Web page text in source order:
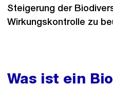
Steigerung der
Wirkungskontrolle zu
Was ist ein